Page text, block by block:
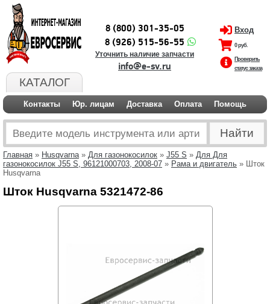
КАТАЛОГ
8 (800) 301-35-05
8 (926) 515-56-55
Уточнить наличие запчасти
info@e-sv.ru
Вход
0 руб.
Проверить
статус заказа
Контакты Юр. лицам Доставка Оплата Помощь
Главная » Husqvarna» Для газонокосилок » J55 S » Для Для
газонокосилок J55 S, 96121000703, 2008-07 » Рама и двигатель » Шток
Husqvarna
Шток Husqvarna 5321472-86